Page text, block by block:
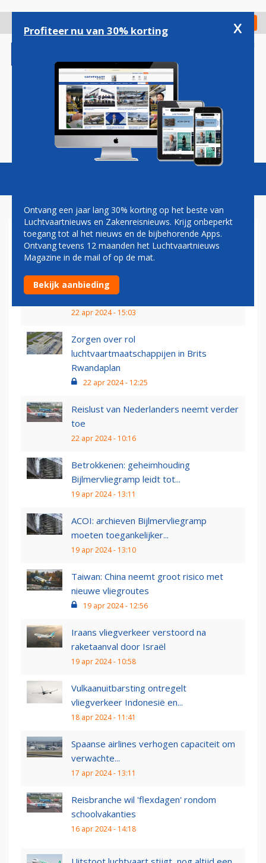
gaan
Check in
Magazine Podcasts Vacatures
ALGEMEEN
Chipmachinebouwer ASML wil
megavestiging naast Eindhoven...
22 apr 2024 - 15:03
Zorgen over rol
luchtvaartmaatschappijen in Brits
Rwandaplan
22 apr 2024 - 12:25
Reislust van Nederlanders neemt verder
toe
22 apr 2024 - 10:16
Betrokkenen: geheimhouding
Bijlmervliegramp leidt tot...
19 apr 2024 - 13:11
ACOI: archieven Bijlmervliegramp
moeten toegankelijker...
19 apr 2024 - 13:10
Taiwan: China neemt groot risico met
nieuwe vliegroutes
19 apr 2024 - 12:56
Iraans vliegverkeer verstoord na
raketaanval door Israël
19 apr 2024 - 10:58
Vulkaanuitbarsting ontregelt
vliegverkeer Indonesië en...
18 apr 2024 - 11:41
Spaanse airlines verhogen capaciteit om
verwachte...
17 apr 2024 - 13:11
Reisbranche wil 'flexdagen' rondom
schoolvakanties
16 apr 2024 - 14:18
Profiteer nu van 30% korting x
Ontvang een jaar lang 30% korting op het beste van
Luchtvaartnieuws en Zakenreisnieuws. Krijg onbeperkt
toegang tot al het nieuws en de bijbehorende Apps.
Ontvang tevens 12 maanden het Luchtvaartnieuws
Magazine in de mail of op de mat.
Bekijk aanbieding